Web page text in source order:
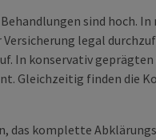
sind hoch.
Versicherung legal
In konservativ
Gleichzeitig finden
das komplette